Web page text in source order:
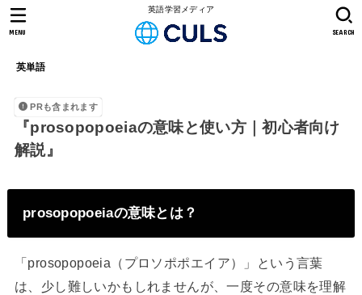
英語学習メディア
英単語
SEARCH
MENU
PRも含まれます
『prosopopoeiaの意味と使い方｜初心者向け
解説』
prosopopoeiaの意味とは？
「prosopopoeia（プロソポポエイア）」という言葉
は、少し難しいかもしれませんが、一度その意味を理解